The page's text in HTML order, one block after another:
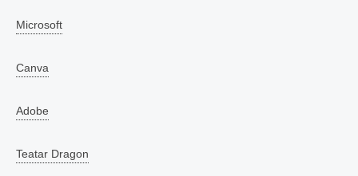
Microsoft
Canva
Adobe
Teatar Dragon